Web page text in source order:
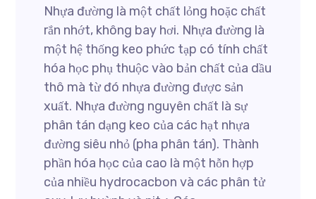
Nhựa đường là một chất lỏng hoặc chất
rắn nhớt, không bay hơi. Nhựa đường là
một hệ thống keo phức tạp có tính chất
hóa học phụ thuộc vào bản chất của dầu
thô mà từ đó nhựa đường được sản
xuất. Nhựa đường nguyên chất là sự
phân tán dạng keo của các hạt nhựa
đường siêu nhỏ (pha phân tán). Thành
phần hóa học của cao là một hỗn hợp
của nhiều hydrocacbon và các phân tử